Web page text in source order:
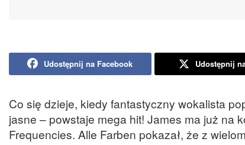
Udostępnij na Facebook Udostępnij
Co się dzieje, kiedy fantastyczny wokalista
jasne – powstaje mega hit! James ma już na
Frequencies. Alle Farben pokazał, że z